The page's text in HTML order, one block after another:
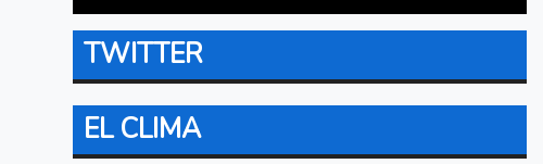
TWITTER
EL CLIMA